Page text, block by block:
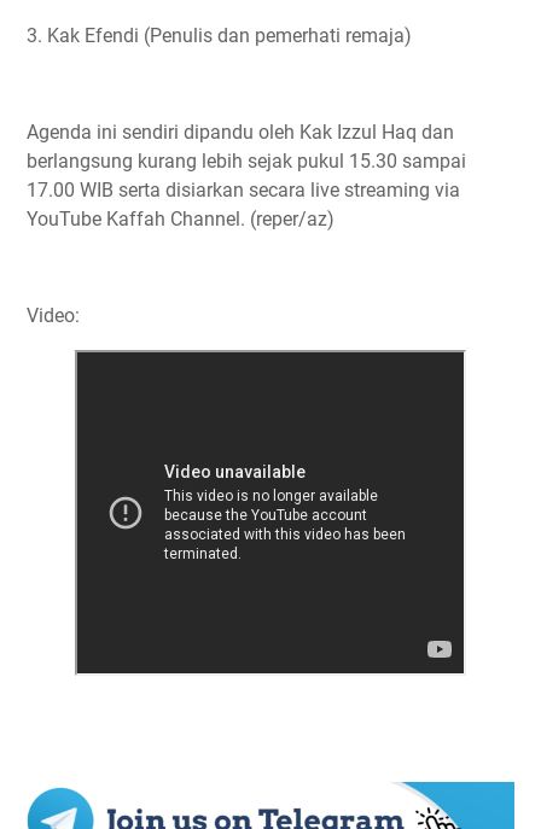
3. Kak Efendi (Penulis dan pemerhati remaja)
Agenda ini sendiri dipandu oleh Kak Izzul Haq dan
berlangsung kurang lebih sejak pukul 15.30 sampai
17.00 WIB serta disiarkan secara live streaming via
YouTube Kaffah Channel. (reper/az)
Video: